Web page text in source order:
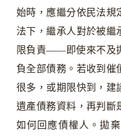
始時，應繼分依民法規
法下，繼承人對於被繼
限負責——即使來不及
負全部債務。若收到催
很多，或期限快到，建
遺產債務資料，再判斷
如何回應債權人。拋